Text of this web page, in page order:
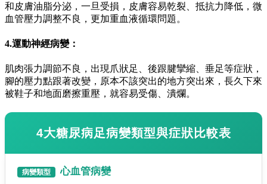
和皮膚油脂分泌，一旦受損，皮膚容易乾裂、抵抗力降低，微
血管壓力調整不良，更加重血液循環問題。
4.運動神經病變：
肌肉張力調節不良，出現爪狀足、後跟腱攣縮、垂足等症狀，
腳的壓力點跟著改變，原本不該突出的地方突出來，長久下來
被鞋子和地面磨擦重壓，就容易受傷、潰爛。
4大糖尿病足病變類型與症狀比較表
病變類型 心血管病變